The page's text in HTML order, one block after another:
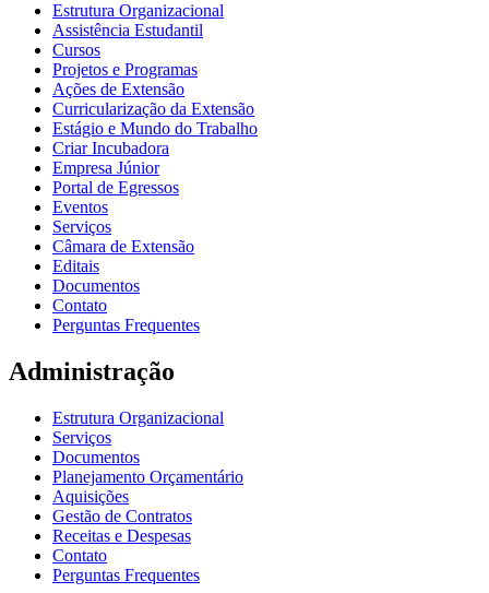
Estrutura Organizacional
Assistência Estudantil
Cursos
Projetos e Programas
Ações de Extensão
Curricularização da Extensão
Estágio e Mundo do Trabalho
Criar Incubadora
Empresa Júnior
Portal de Egressos
Eventos
Serviços
Câmara de Extensão
Editais
Documentos
Contato
Perguntas Frequentes
Administração
Estrutura Organizacional
Serviços
Documentos
Planejamento Orçamentário
Aquisições
Gestão de Contratos
Receitas e Despesas
Contato
Perguntas Frequentes